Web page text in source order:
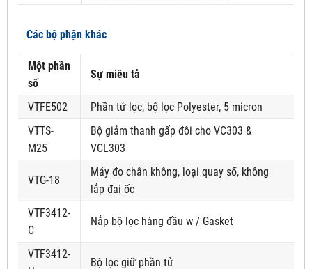
Các bộ phận khác
Một phần
số
Sự miêu tả
VTFE502
Phần tử lọc, bộ lọc Polyester, 5 micron
VTTS-
M25
Bộ giảm thanh gấp đôi cho VC303 &
VCL303
VTG-18
Máy đo chân không, loại quay số, không
lắp đai ốc
VTF3412-
C
Nắp bộ lọc hàng đầu w / Gasket
VTF3412-
Bộ lọc giữ phần tử